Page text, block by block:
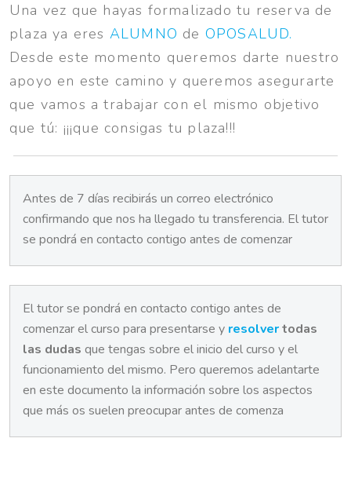
Una vez que hayas formalizado tu reserva de
plaza ya eres ALUMNO de OPOSALUD.
Desde este momento queremos darte nuestro
apoyo en este camino y queremos asegurarte
que vamos a trabajar con el mismo objetivo
que tú: ¡¡¡que consigas tu plaza!!!
Antes de 7 días recibirás un correo electrónico
confirmando que nos ha llegado tu transferencia. El tutor
se pondrá en contacto contigo antes de comenzar
El tutor se pondrá en contacto contigo antes de
comenzar el curso para presentarse y resolvertodas
las dudas que tengas sobre el inicio del curso y el
funcionamiento del mismo. Pero queremos adelantarte
en este documento la información sobre los aspectos
que más os suelen preocupar antes de comenza